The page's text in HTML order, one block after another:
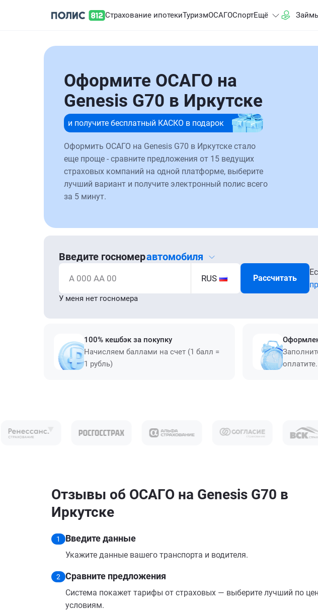
Страхование ипотекиТуризмОСАГОСпортЕщё
Оформите ОСАГО на
Genesis G70 в Иркутске
и получите бесплатный КАСКО в подарок
Оформить ОСАГО на Genesis G70 в Иркутске стало
еще проще - сравните предложения от 15 ведущих
страховых компаний на одной платформе, выберите
лучший вариант и получите электронный полис всего
за 5 минут.
Введите госномеравтомобиля
А 000 АА 00 RUS Рассчитать
У меня нет госномера
100% кешбэк за покупку
Начисляем баллами на счет (1 балл =
1 рубль)
оплатите.
Отзывы об ОСАГО на Genesis G70 в
Иркутске
1 Введите данные
Укажите данные вашего транспорта и водителя.
2 Сравните предложения
Система покажет тарифы от страховых — выберите лучший по
условиям.